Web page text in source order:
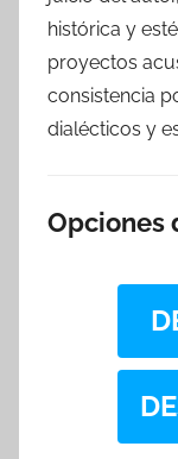
histórica y
proyectos
consistencia
dialécticos y
Opciones